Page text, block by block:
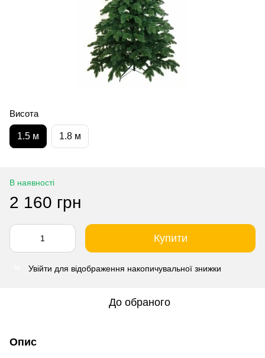
Висота
1.5 м 1.8 м
В наявності
2 160 грн
Купити
Увійти для відображення накопичувальної знижки
До обраного
Опис